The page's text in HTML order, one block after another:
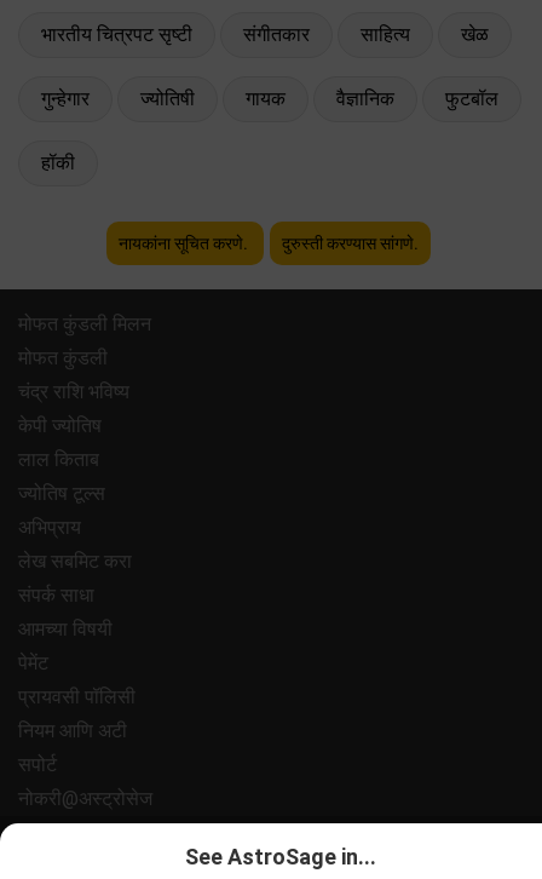
भारतीय चित्रपट सृष्टी संगीतकार साहित्य खेळ
गुन्हेगार ज्योतिषी गायक वैज्ञानिक फुटबॉल
हॉकी
नायकांना सूचित करणे. दुरुस्ती करण्यास सांगणे.
मोफत कुंडली मिलन
मोफत कुंडली
चंद्र राशि भविष्य
केपी ज्योतिष
लाल किताब
ज्योतिष टूल्स
अभिप्राय
लेख सबमिट करा
संपर्क साधा
आमच्या विषयी
पेमेंट
प्रायवसी पॉलिसी
नियम आणि अटी
सपोर्ट
नोकरी@अस्ट्रोसेज
All copyrights reserved 2025
AstroSage.com
See AstroSage in...